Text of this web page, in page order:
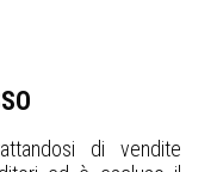
di vendite